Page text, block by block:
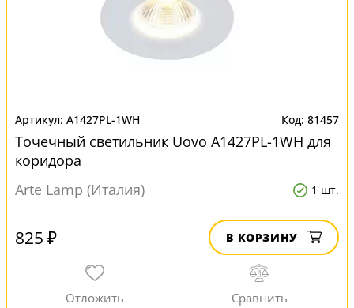
A1427PL-1WH 81457
Точечный светильник Uovo A1427PL-1WH для
коридора
Arte Lamp (Италия)
1 шт.
825 ₽ В КОРЗИНУ